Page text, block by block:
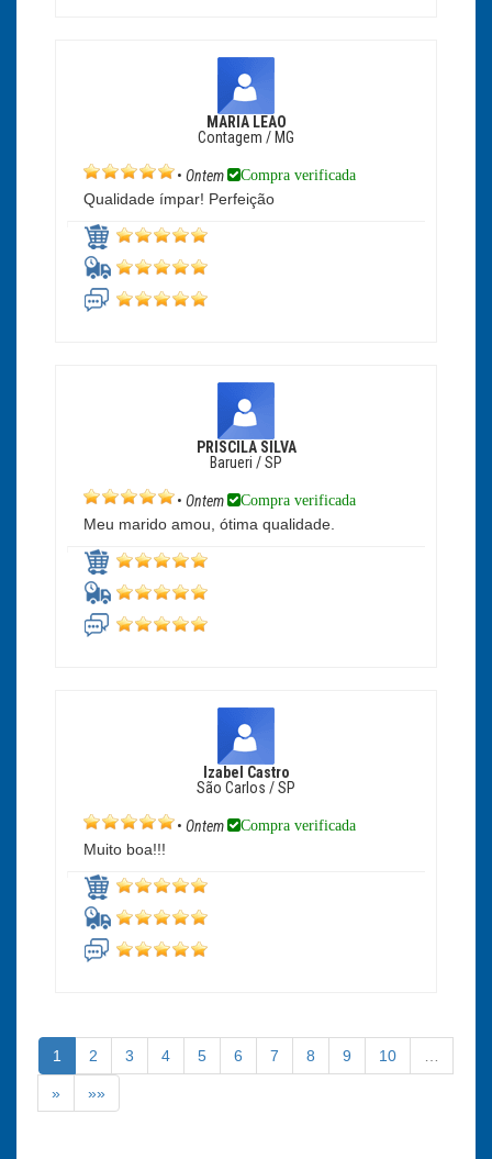
MARIA LEAO
Contagem / MG
• Ontem Compra verificada
Qualidade ímpar! Perfeição
PRISCILA SILVA
Barueri / SP
• Ontem Compra verificada
Meu marido amou, ótima qualidade.
Izabel Castro
São Carlos / SP
• Ontem Compra verificada
Muito boa!!!
1 2 3 4 5 6 7 8 9 10 …
» »»